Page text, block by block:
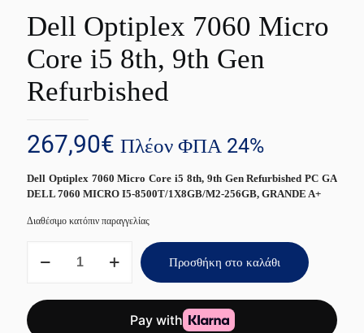
Dell Optiplex 7060 Micro
Core i5 8th, 9th Gen
Refurbished
267,90€ Πλέον ΦΠΑ 24%
Dell Optiplex 7060 Micro Core i5 8th, 9th Gen Refurbished PC GA
DELL 7060 MICRO I5-8500T/1X8GB/M2-256GB, GRANDE A+
Διαθέσιμο κατόπιν παραγγελίας
Optiplex
Core
i5
Προσθήκη στο καλάθι